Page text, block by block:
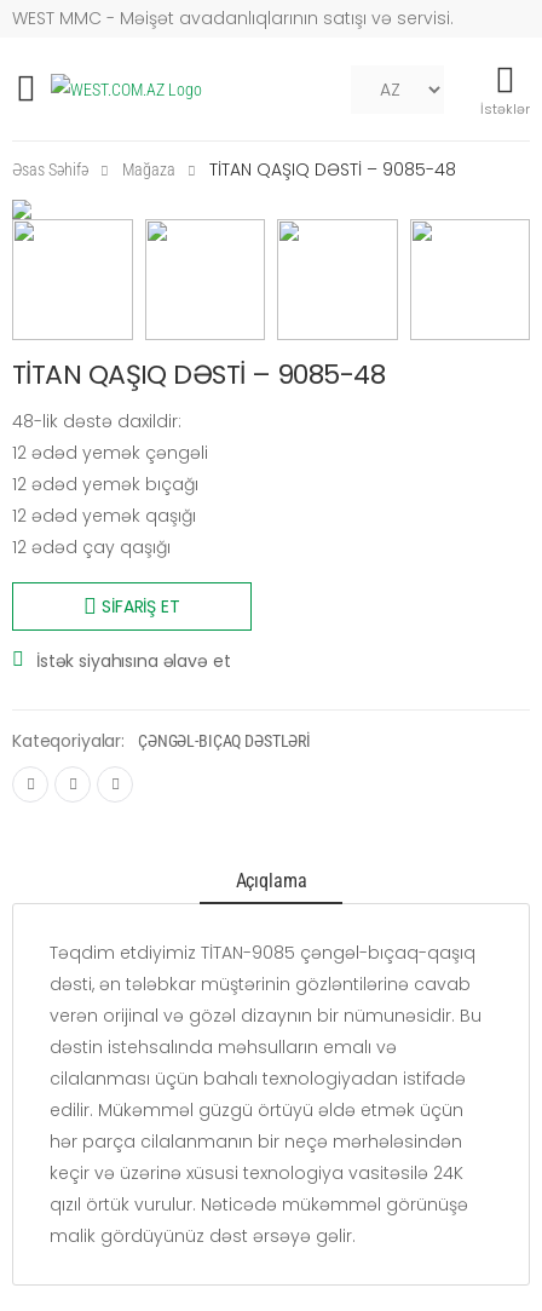
WEST MMC - Məişət avadanlıqlarının satışı və servisi.
Mob naviqasiya İstəklər
Əsas Səhifə Mağaza TİTAN QAŞIQ DƏSTİ – 9085-48
TİTAN QAŞIQ DƏSTİ – 9085-48
48-lik dəstə daxildir:
12 ədəd yemək çəngəli
12 ədəd yemək bıçağı
12 ədəd yemək qaşığı
12 ədəd çay qaşığı
SİFARİŞ ET
İstək siyahısına əlavə et
Kateqoriyalar: ÇƏNGƏL-BIÇAQ DƏSTLƏRİ
Açıqlama
Təqdim etdiyimiz TİTAN-9085 çəngəl-bıçaq-qaşıq
dəsti, ən tələbkar müştərinin gözləntilərinə cavab
verən orijinal və gözəl dizaynın bir nümunəsidir. Bu
dəstin istehsalında məhsulların emalı və
cilalanması üçün bahalı texnologiyadan istifadə
edilir. Mükəmməl güzgü örtüyü əldə etmək üçün
hər parça cilalanmanın bir neçə mərhələsindən
keçir və üzərinə xüsusi texnologiya vasitəsilə 24K
qızıl örtük vurulur. Nəticədə mükəmməl görünüşə
malik gördüyünüz dəst ərsəyə gəlir.